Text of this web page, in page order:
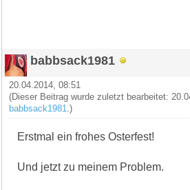
babbsack1981
20.04.2014, 08:51
(Dieser Beitrag wurde zuletzt bearbeitet:
babbsack1981 .)
Erstmal ein frohes Osterfest!
Und jetzt zu meinem Problem.